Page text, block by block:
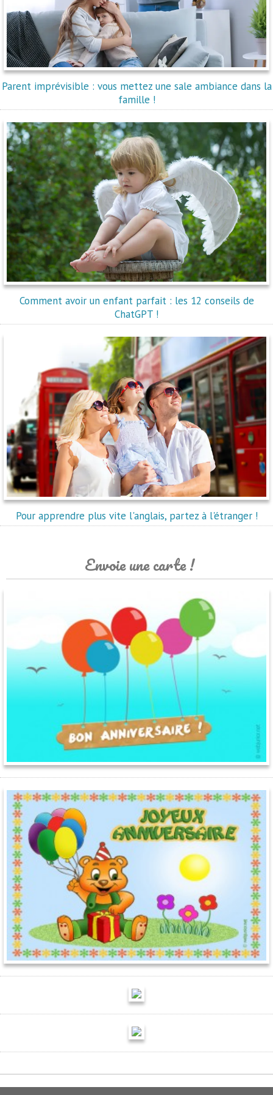
Parent imprévisible : vous mettez une sale ambiance dans la
famille !
Comment avoir un enfant parfait : les 12 conseils de
ChatGPT !
Pour apprendre plus vite l'anglais, partez à l'étranger !
Envoie une carte !